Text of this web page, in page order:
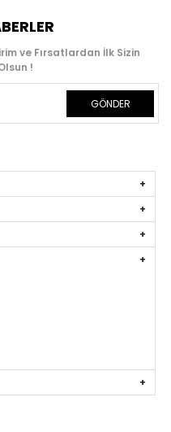
ve Fırsatlardan İlk Sizin
!
GÖNDER